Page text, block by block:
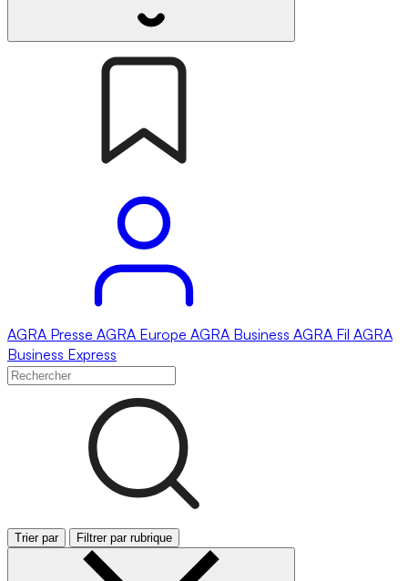
AGRA Presse AGRA Europe AGRA Business AGRA Fil AGRA
Business Express
Trier par Filtrer par rubrique